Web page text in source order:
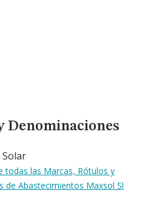
Comerciales
Denominaciones
todas las Marcas, Rótulos y
de Abastecimientos Maxsol Sl